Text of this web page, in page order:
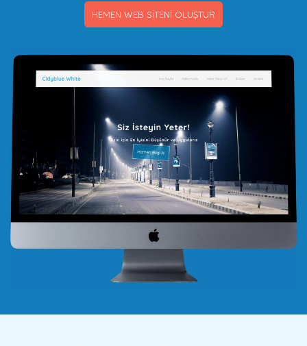
HEMEN WEB SİTENİ OLUŞTUR